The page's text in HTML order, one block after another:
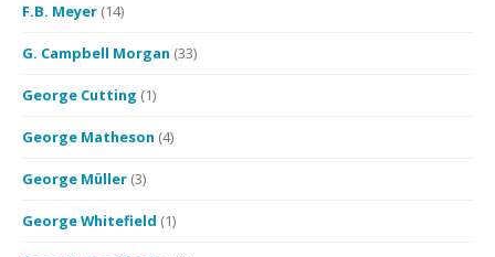
F.B. Meyer (14)
G. Campbell Morgan (33)
George Cutting (1)
George Matheson (4)
George Müller (3)
George Whitefield (1)